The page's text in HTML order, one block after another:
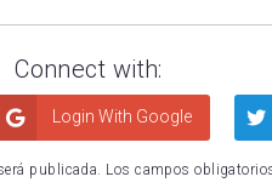
Connect with:
Login With Google
publicada. Los campos